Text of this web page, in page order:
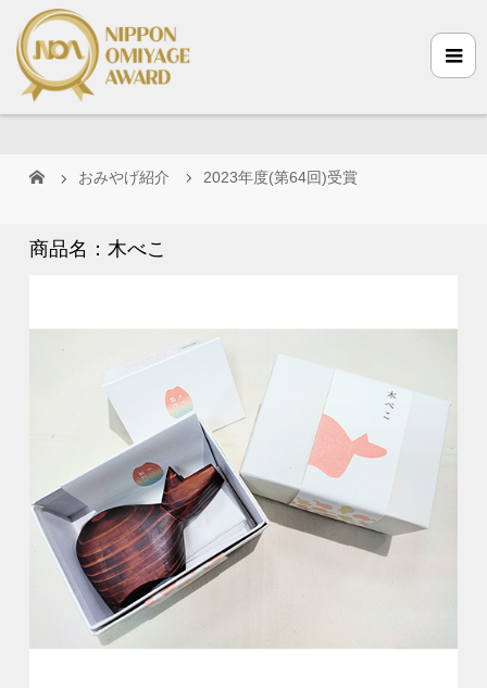
おみやげ紹介 2023年度(第64回)受賞
商品名：木べこ